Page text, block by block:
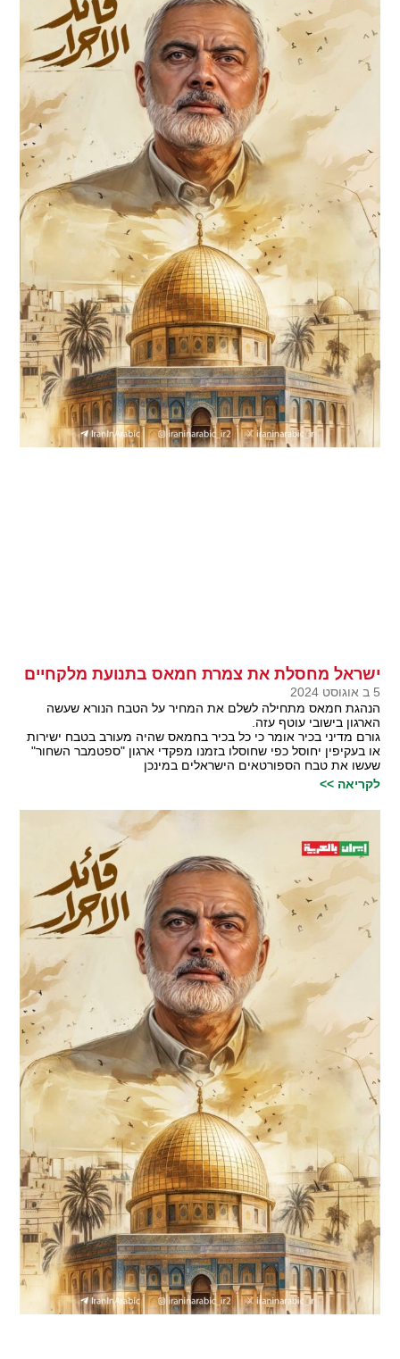
ישראל מחסלת את צמרת חמאס בתנועת מלקחיים
5 ב אוגוסט 2024
הנהגת חמאס מתחילה לשלם את המחיר על הטבח הנורא שעשה
הארגון בישובי עוטף עזה.
גורם מדיני בכיר אומר כי כל בכיר בחמאס שהיה מעורב בטבח ישירות
או בעקיפין יחוסל כפי שחוסלו בזמנו מפקדי ארגון "ספטמבר השחור"
שעשו את טבח הספורטאים הישראלים במינכן
לקריאה >>